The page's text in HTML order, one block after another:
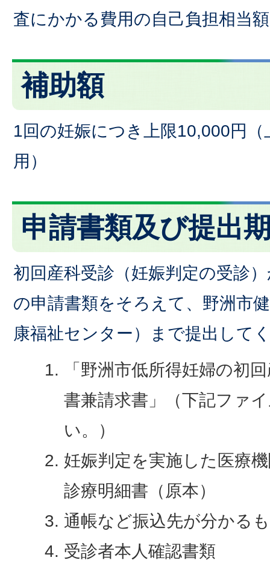
査にかかる費用の自己負担相当
補助額
1回の妊娠につき上限10,000円
用）
申請書類及び提出
初回産科受診（妊娠判定の受診
の申請書類をそろえて、野洲市
康福祉センター）まで提出して
「野洲市低所得妊婦の初
書兼請求書」（下記ファ
い。）
妊娠判定を実施した医療
診療明細書（原本）
通帳など振込先が分かる
受診者本人確認書類